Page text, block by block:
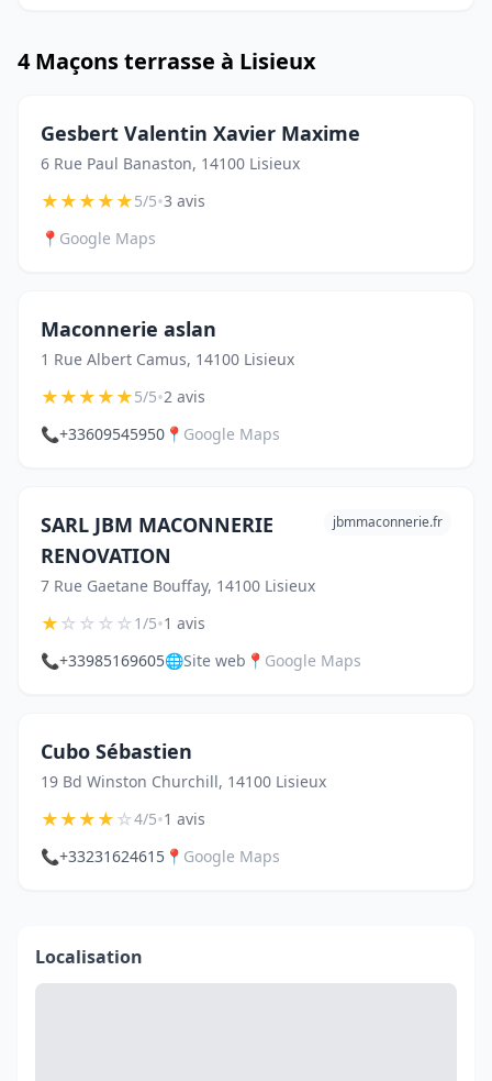
4 Maçons terrasse à Lisieux
Gesbert Valentin Xavier Maxime
6 Rue Paul Banaston, 14100 Lisieux
★★★★★5/5•3 avis
📍 Google Maps
Maconnerie aslan
1 Rue Albert Camus, 14100 Lisieux
★★★★★5/5•2 avis
📞+33609545950 📍 Google Maps
SARL JBM MACONNERIE
RENOVATION
7 Rue Gaetane Bouffay, 14100 Lisieux
jbmmaconnerie.fr
★☆☆☆☆1/5•1 avis
📞+33985169605🌐Site web 📍 Google Maps
Cubo Sébastien
19 Bd Winston Churchill, 14100 Lisieux
★★★★☆4/5•1 avis
📞+33231624615 📍 Google Maps
Localisation